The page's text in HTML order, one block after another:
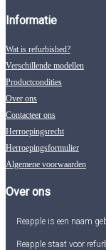
Informatie
Wat is refurbished?
Verschillende modellen
Productcondities
Over ons
Contacteer ons
Herroepingsrecht
Herroepingsformulier
Algemene voorwaarden
Over ons
Reapple is een naam
Reapple staat voor